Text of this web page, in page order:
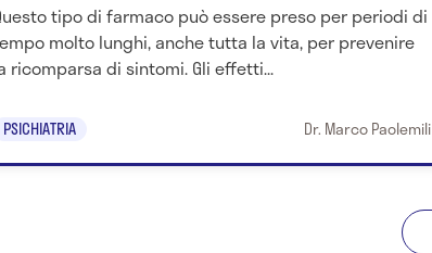
tipo di farmaco può essere preso per periodi di
molto lunghi, anche tutta la vita, per prevenire
ricomparsa di sintomi. Gli effetti...
PSICHIATRIA Dr. Marco Paolemili